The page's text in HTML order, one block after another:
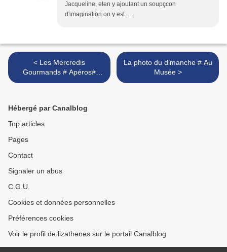
Jacqueline, eten y ajoutant un soupçcon
d'imagination on y est ...
< Les Mercredis
Gourmands # Apéros#
Airfryer# Quiche aux
La photo du dimanche # Au
Musée >
Hébergé par Canalblog
Top articles
Pages
Contact
Signaler un abus
C.G.U.
Cookies et données personnelles
Préférences cookies
Voir le profil de lizathenes sur le portail Canalblog